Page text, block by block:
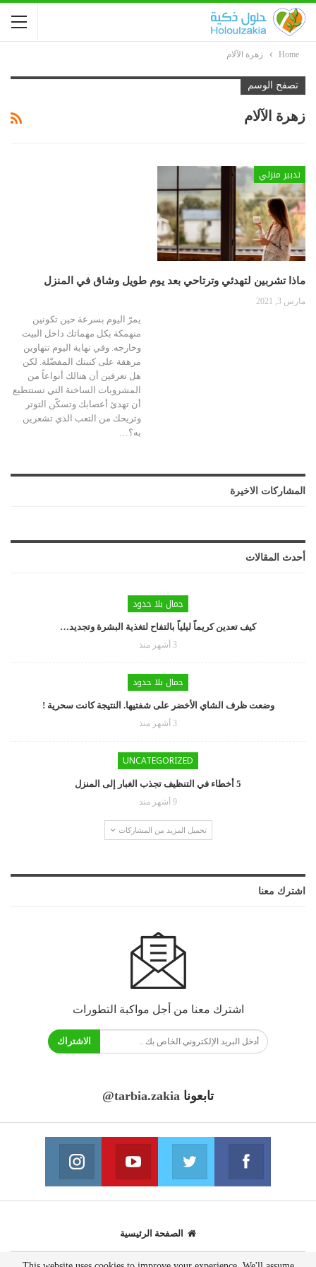
Home زهرة الآلام
تصفح الوسم
زهرة الآلام
تدبير منزلي
ماذا تشربين لتهدئي وترتاحي بعد يوم طويل وشاق في المنزل
مارس 3, 2021
يمرّ اليوم بسرعة حين تكونين
منهمكة بكل مهماتك داخل البيت
وخارجه. وفي نهاية اليوم تتهاوين
مرهقة على كنبتك المفضّلة. لكن
هل تعرفين أن هنالك أنواعاً من
المشروبات الساخنة التي تستتطيع
أن تهدئ أعصابك وتسكّن التوتر
وتريحك من التعب الذي تشعرين
به؟…
المشاركات الاخيرة
أحدث المقالات
جمال بلا حدود
كيف تعدين كريماً ليلياً بالتفاح لتغذية البشرة وتجديد…
3 أشهر منذ
جمال بلا حدود
وضعت ظرف الشاي الأخضر على شفتيها. النتيجة كانت سحرية !
3 أشهر منذ
UNCATEGORIZED
5 أخطاء في التنظيف تجذب الغبار إلى المنزل
9 أشهر منذ
تحميل المزيد من المشاركات
اشترك معنا
اشترك معنا من أجل مواكبة التطورات
الاشتراك
تابعونا @tarbia.zakia
فايسبوك
انضم الينا انضم الينا
يوتيوب
انضم الينا
الصفحة الرئيسية